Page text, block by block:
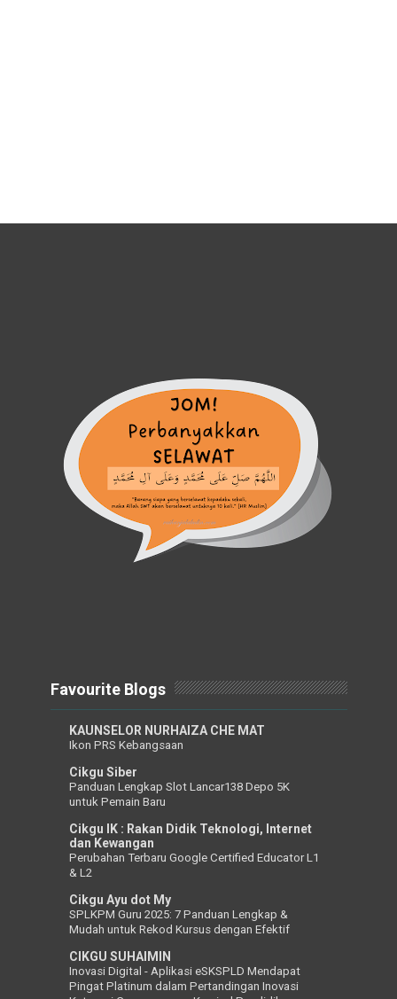
Favourite Blogs
KAUNSELOR NURHAIZA CHE MAT
Ikon PRS Kebangsaan
Cikgu Siber
Panduan Lengkap Slot Lancar138 Depo 5K
untuk Pemain Baru
Cikgu IK : Rakan Didik Teknologi, Internet
dan Kewangan
Perubahan Terbaru Google Certified Educator L1
& L2
Cikgu Ayu dot My
SPLKPM Guru 2025: 7 Panduan Lengkap &
Mudah untuk Rekod Kursus dengan Efektif
CIKGU SUHAIMIN
Inovasi Digital - Aplikasi eSKSPLD Mendapat
Pingat Platinum dalam Pertandingan Inovasi